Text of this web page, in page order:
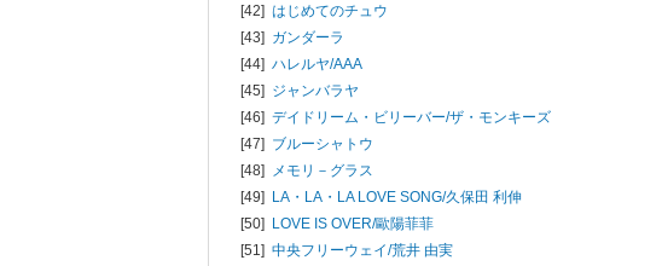
[42] はじめてのチュウ
[43] ガンダーラ
[44] ハレルヤ/AAA
[45] ジャンバラヤ
[46] デイドリーム・ビリーバー/ザ・モンキーズ
[47] ブルーシャトウ
[48] メモリ－グラス
[49] LA・LA・LA LOVE SONG/久保田 利伸
[50] LOVE IS OVER/歐陽菲菲
[51] 中央フリーウェイ/荒井 由実